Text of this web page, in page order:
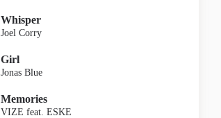
Whisper
Joel Corry
Girl
Jonas Blue
Memories
VIZE feat. ESKE